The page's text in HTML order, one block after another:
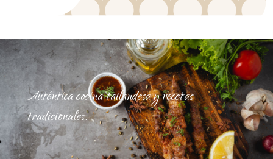
Auténtica cocina tailandesa y recetas
tradicionales.